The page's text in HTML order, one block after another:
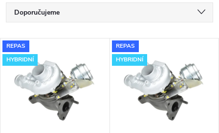
Ř
a
z
e
Doporučujeme
Nejdražší
Nejprodávanější
Abecedně
V
ý
REPAS
HYBRIDNÍ
REPAS
HYBRIDNÍ